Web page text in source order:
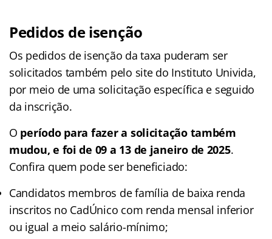
Pedidos de isenção
Os pedidos de isenção da taxa puderam ser
solicitados também pelo site do Instituto Univida,
por meio de uma solicitação específica e seguido
da inscrição.
O período para fazer a solicitação também
mudou, e foi de 09 a 13 de janeiro de 2025.
Confira quem pode ser beneficiado:
Candidatos membros de família de baixa renda
inscritos no CadÚnico com renda mensal inferior
ou igual a meio salário-mínimo;